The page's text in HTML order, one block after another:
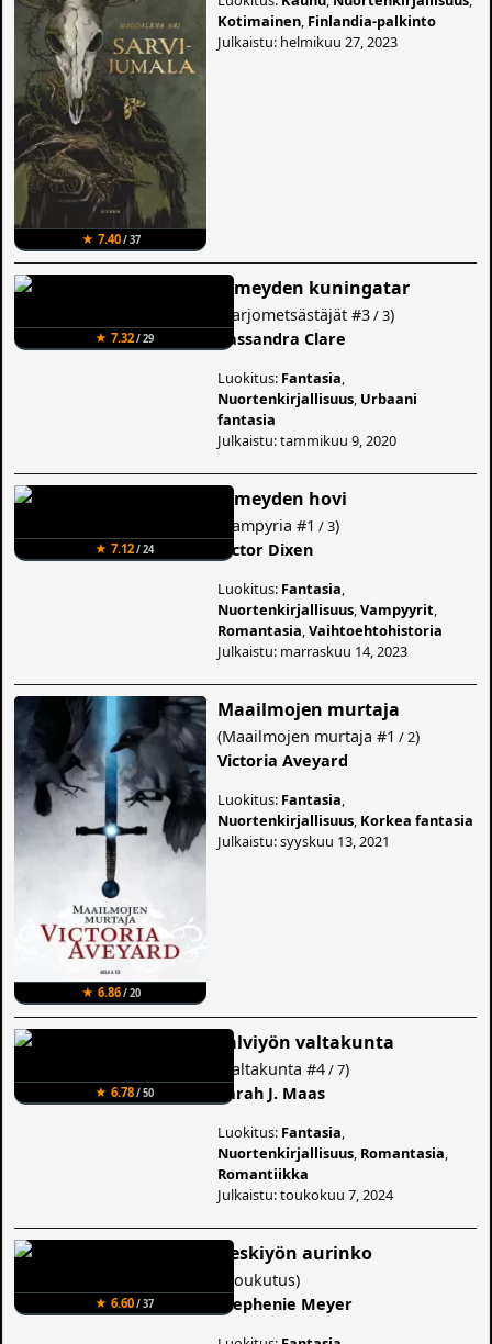
★ 7.40/ 37
Kotimainen Finlandia-palkinto
Julkaistu: helmikuu 27, 2023
★ 7.32/ 29
Pimeyden kuningatar
Varjometsästäjät #3/ 3)
Cassandra Clare
Luokitus: Fantasia
Nuortenkirjallisuus Urbaani
fantasia
Julkaistu: tammikuu 9, 2020
★ 7.12/ 24
Pimeyden hovi
Vampyria #1 / 3)
Victor Dixen
Luokitus: Fantasia
Nuortenkirjallisuus ,Vampyyrit
Romantasia ,Vaihtoehtohistoria
Julkaistu: marraskuu 14, 2023
★ 6.86/ 20
Maailmojen murtaja
(Maailmojen murtaja #1 / 2)
Victoria Aveyard
Luokitus: Fantasia
Nuortenkirjallisuus Korkea fantasia
Julkaistu: syyskuu 13, 2021
★ 6.78/ 50
Talviyön valtakunta
Valtakunta #4/ 7)
Sarah J. Maas
Luokitus: Fantasia
Nuortenkirjallisuus Romantasia
Romantiikka
Julkaistu: toukokuu 7, 2024
★ 6.60/ 37
Keskiyön aurinko
Houkutus)
Stephenie Meyer